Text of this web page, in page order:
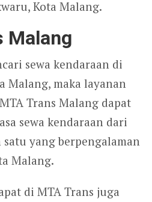
Kota Malang.
Malang
sewa kendaraan di
Malang, maka layanan
Trans Malang dapat
sewa kendaraan dari
yang berpengalaman
Malang.
di MTA Trans juga